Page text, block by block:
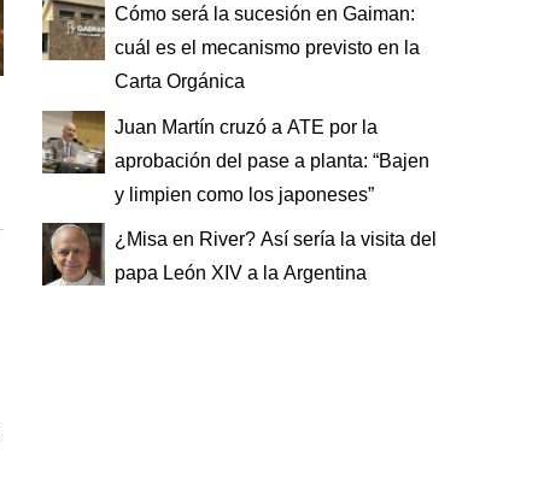
Cómo será la sucesión en Gaiman:
cuál es el mecanismo previsto en la
Carta Orgánica
Juan Martín cruzó a ATE por la
aprobación del pase a planta: “Bajen
y limpien como los japoneses”
¿Misa en River? Así sería la visita del
papa León XIV a la Argentina